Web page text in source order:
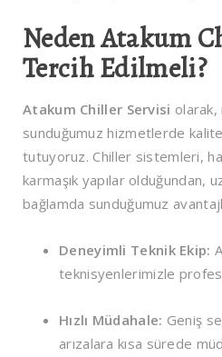
Neden Atakum
Tercih Edilmeli?
Atakum Chiller Servisi
sunduğumuz hizmetlerde
tutuyoruz. Chiller sistemleri,
karmaşık yapılar olduğundan,
bağlamda sunduğumuz
Deneyimli Teknik Ekip:
teknisyenlerimizle
Hızlı Müdahale: Geniş
arızalara kısa sürede